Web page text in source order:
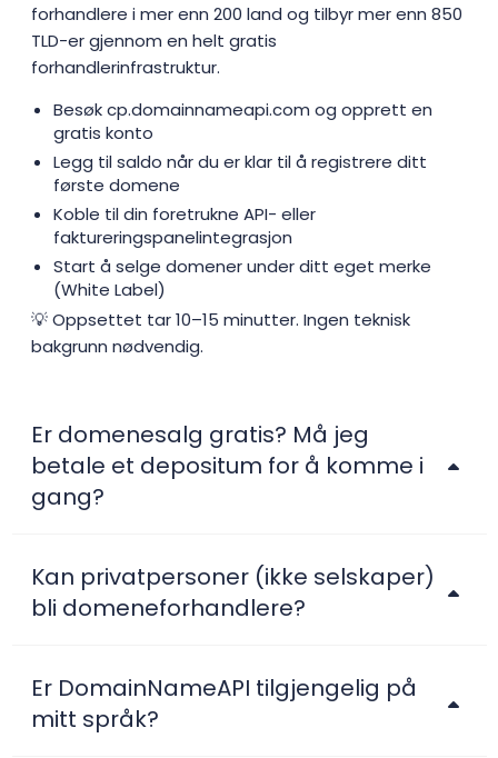
forhandlere i mer enn 200 land og tilbyr mer enn 850
TLD-er gjennom en helt gratis
forhandlerinfrastruktur.
Besøk cp.domainnameapi.com og opprett en
gratis konto
Legg til saldo når du er klar til å registrere ditt
første domene
Koble til din foretrukne API- eller
faktureringspanelintegrasjon
Start å selge domener under ditt eget merke
(White Label)
💡 Oppsettet tar 10–15 minutter. Ingen teknisk
bakgrunn nødvendig.
Er domenesalg gratis? Må jeg
betale et depositum for å komme i
gang?
Kan privatpersoner (ikke selskaper)
bli domeneforhandlere?
Er DomainNameAPI tilgjengelig på
mitt språk?